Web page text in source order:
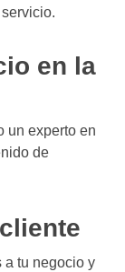
en la
un experto en
de
a tu negocio y